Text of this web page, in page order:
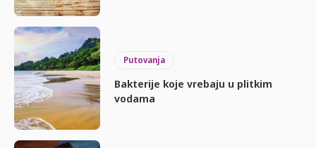
Putovanja
Bakterije koje vrebaju u plitkim
vodama